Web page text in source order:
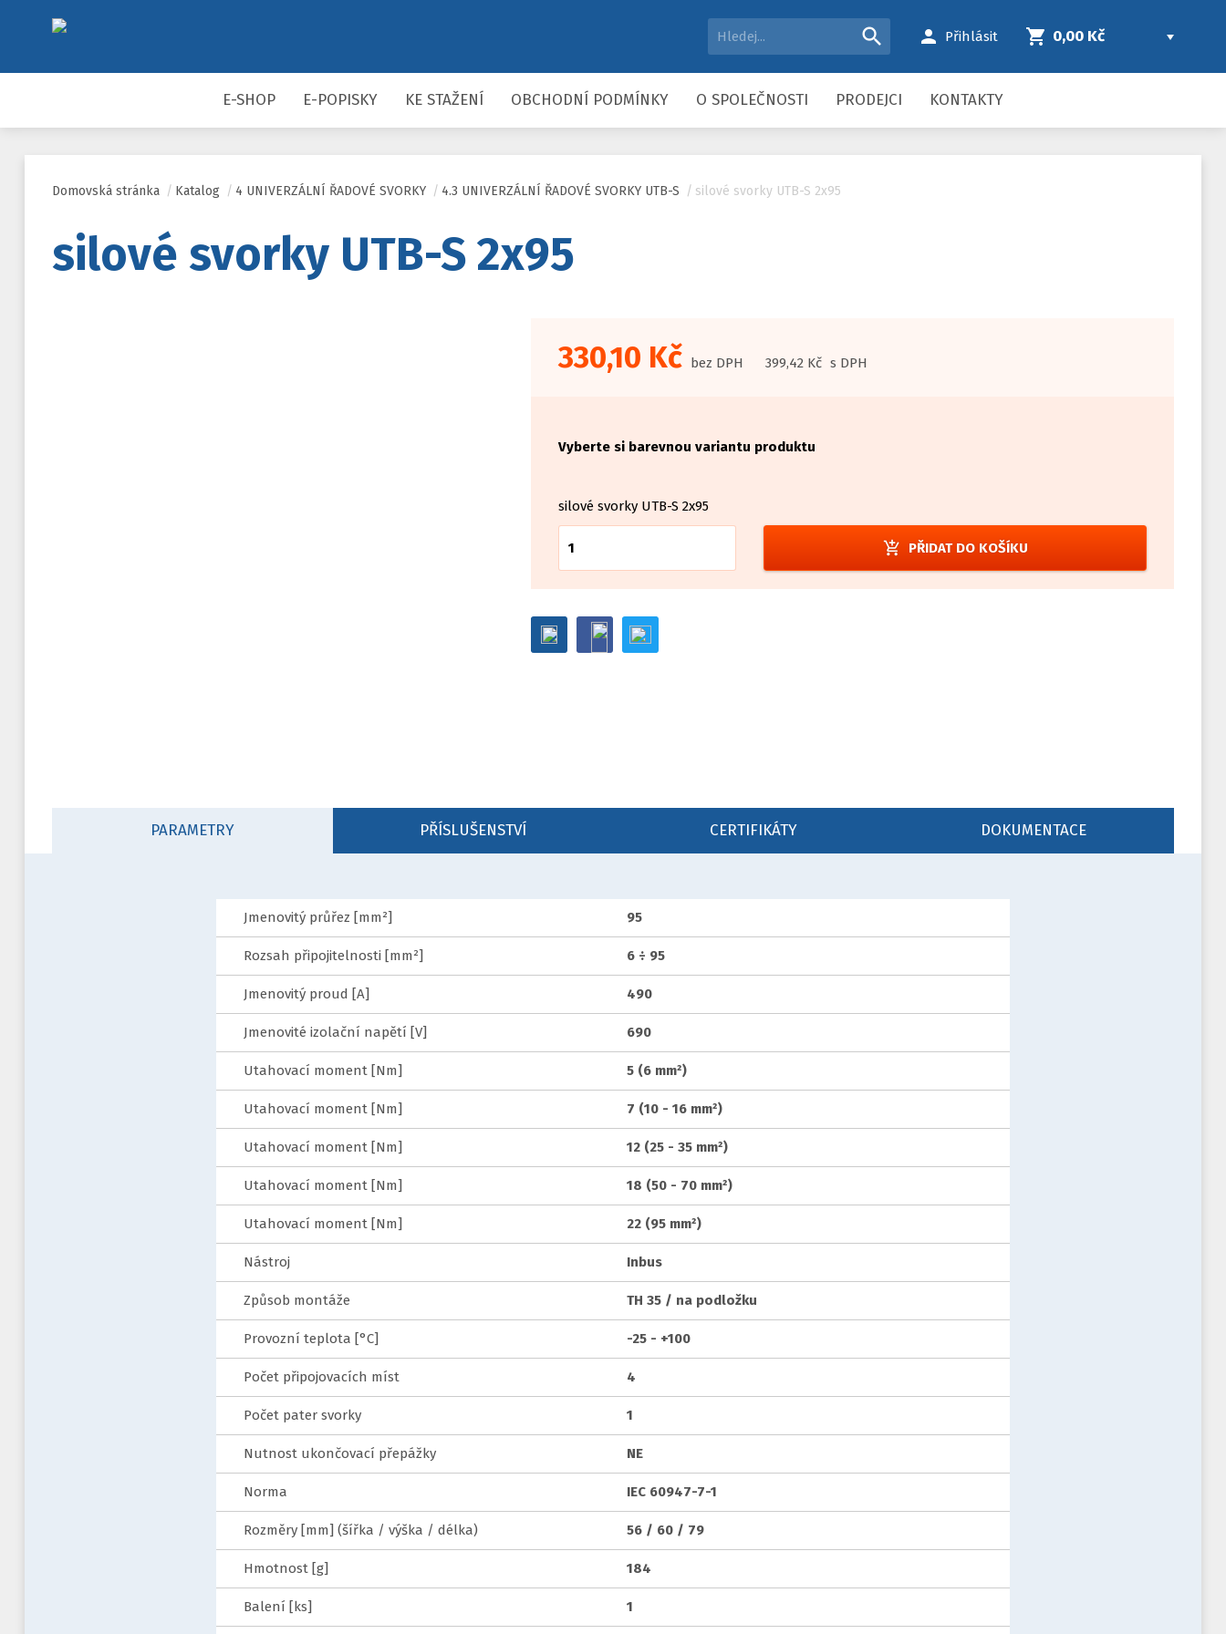
search person Přihlásit shopping_cart 0,00 Kč
E-SHOP E-POPISKY KE STAŽENÍ OBCHODNÍ PODMÍNKY O SPOLEČNOSTI PRODEJCI KONTAKTY
Domovská stránka / Katalog / 4 UNIVERZÁLNÍ ŘADOVÉ SVORKY / 4.3 UNIVERZÁLNÍ ŘADOVÉ SVORKY UTB-S / silové svorky UTB-S 2x95
silové svorky UTB-S 2x95
330,10 Kč bez DPH 399,42 Kč s DPH
Vyberte si barevnou variantu produktu
silové svorky UTB-S 2x95
add_shopping_cart PŘIDAT DO KOŠÍKU
PARAMETRY PŘÍSLUŠENSTVÍ CERTIFIKÁTY DOKUMENTACE
Jmenovitý průřez [mm²] 95
Rozsah připojitelnosti [mm²] 6 ÷ 95
Jmenovitý proud [A] 490
Jmenovité izolační napětí [V] 690
Utahovací moment [Nm] 5 (6 mm²)
Utahovací moment [Nm] 7 (10 - 16 mm²)
Utahovací moment [Nm] 12 (25 - 35 mm²)
Utahovací moment [Nm] 18 (50 - 70 mm²)
Utahovací moment [Nm] 22 (95 mm²)
Nástroj Inbus
Způsob montáže TH 35 / na podložku
Provozní teplota [°C] -25 - +100
Počet připojovacích míst 4
Počet pater svorky 1
Nutnost ukončovací přepážky NE
Norma IEC 60947-7-1
Rozměry [mm] (šířka / výška / délka) 56 / 60 / 79
Hmotnost [g] 184
Balení [ks] 1